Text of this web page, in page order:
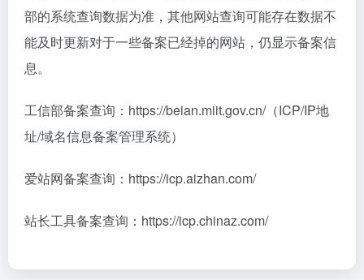
部的系统查询数据为准，其他网站查询可能存在数据不
能及时更新对于一些备案已经掉的网站，仍显示备案信
息。
工信部备案查询：https://beian.miit.gov.cn/（ICP/IP地
址/域名信息备案管理系统）
爱站网备案查询：https://icp.aizhan.com/
站长工具备案查询：https://icp.chinaz.com/